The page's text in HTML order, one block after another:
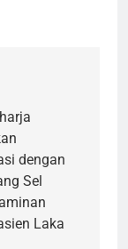
dengan
Sel
Laka